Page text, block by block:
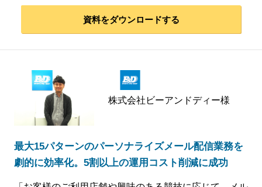
資料をダウンロードする
株式会社ビーアンドディー様
最大15パターンのパーソナライズメール配信業務を
劇的に効率化。5割以上の運用コスト削減に成功